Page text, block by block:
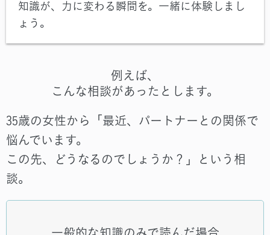
知識が、力に変わる瞬間を。一緒に体験しまし
ょう。
例えば、
こんな相談があったとします。
35歳の女性から「最近、パートナーとの関係で
悩んでいます。
この先、どうなるのでしょうか？」という相
談。